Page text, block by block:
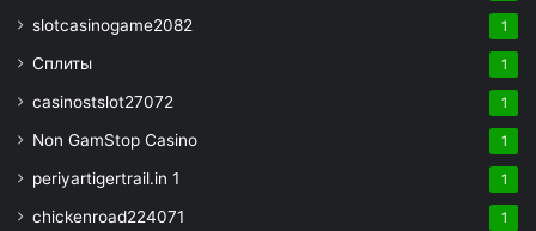
slotcasinogame2082 1
Сплиты 1
casinostslot27072 1
Non GamStop Casino 1
periyartigertrail.in 1 1
chickenroad224071 1